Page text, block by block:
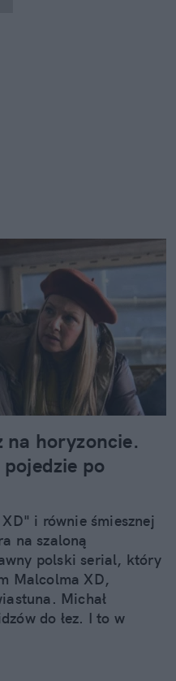
na horyzoncie.
po
i równie śmiesznej
na szaloną
polski serial, który
Malcolma XD,
Michał
do łez. I to w